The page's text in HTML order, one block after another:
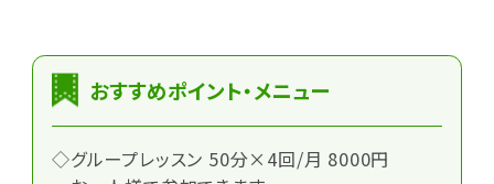
おすすめポイント・メニュー
◇グループレッスン 50分×4回/月 8000円